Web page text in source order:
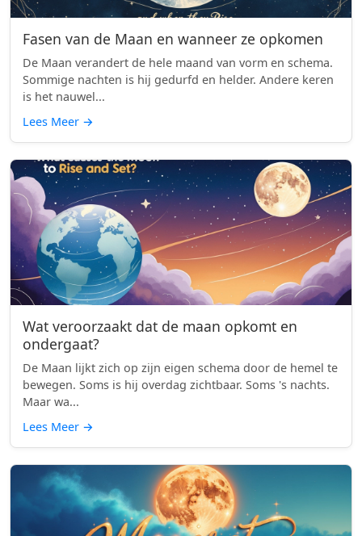
Fasen van de Maan en wanneer ze opkomen
De Maan verandert de hele maand van vorm en schema.
Sommige nachten is hij gedurfd en helder. Andere keren
is het nauwel...
Lees Meer →
Wat veroorzaakt dat de maan opkomt en
ondergaat?
De Maan lijkt zich op zijn eigen schema door de hemel te
bewegen. Soms is hij overdag zichtbaar. Soms 's nachts.
Maar wa...
Lees Meer →